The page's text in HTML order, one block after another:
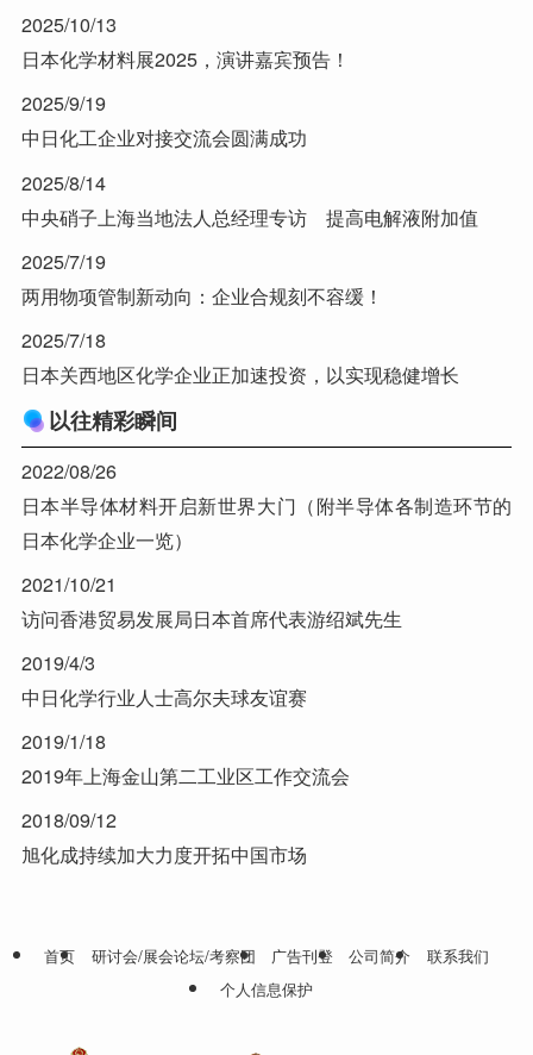
2025/10/13
日本化学材料展2025，演讲嘉宾预告！
2025/9/19
中日化工企业对接交流会圆满成功
2025/8/14
中央硝子上海当地法人总经理专访 提高电解液附加值
2025/7/19
两用物项管制新动向：企业合规刻不容缓！
2025/7/18
日本关西地区化学企业正加速投资，以实现稳健增长
以往精彩瞬间
2022/08/26
日本半导体材料开启新世界大门（附半导体各制造环节的
日本化学企业一览）
2021/10/21
访问香港贸易发展局日本首席代表游绍斌先生
2019/4/3
中日化学行业人士高尔夫球友谊赛
2019/1/18
2019年上海金山第二工业区工作交流会
2018/09/12
旭化成持续加大力度开拓中国市场
首页 研讨会/展会论坛/考察团 广告刊登 公司简介
联系我们
个人信息保护